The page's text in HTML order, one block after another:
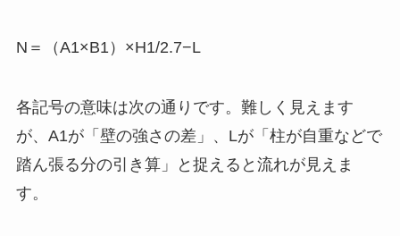
N＝（A1×B1）×H1/2.7−L
各記号の意味は次の通りです。難しく見えます
が、A1が「壁の強さの差」、Lが「柱が自重などで
踏ん張る分の引き算」と捉えると流れが見えま
す。